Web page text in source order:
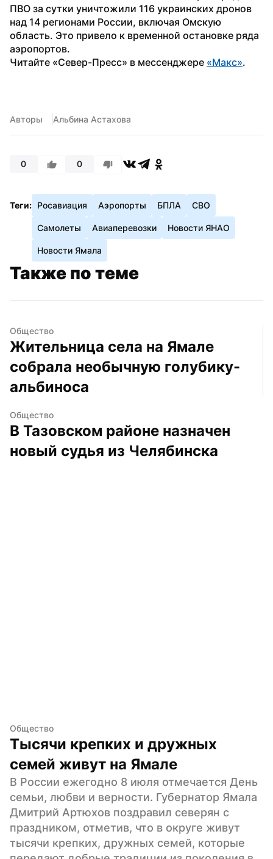
ПВО за сутки уничтожили 116 украинских дронов
над 14 регионами России, включая Омскую
область. Это привело к временной остановке ряда
аэропортов.
Читайте «Север-Пресс» в мессенджере «Макс».
Авторы Альбина Астахова
0 0
Теги: Росавиация Аэропорты БПЛА СВО
Самолеты Авиаперевозки Новости ЯНАО
Новости Ямала
Также по теме
Общество
Жительница села на Ямале
собрала необычную голубику-
альбиноса
Общество
В Тазовском районе назначен
новый судья из Челябинска
Общество
Тысячи крепких и дружных
семей живут на Ямале
В России ежегодно 8 июля отмечается День
семьи, любви и верности. Губернатор Ямала
Дмитрий Артюхов поздравил северян с
праздником, отметив, что в округе живут
тысячи крепких, дружных семей, которые